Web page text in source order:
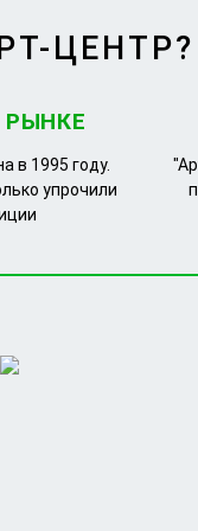
ЦЕНТР?
РЫНКЕ
в 1995 году.
упрочили